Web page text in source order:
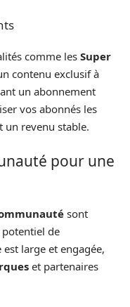
comme les Super
contenu exclusif à
un abonnement
vos abonnés les
un revenu stable.
pour une
sont
de
large et engagée,
et partenaires